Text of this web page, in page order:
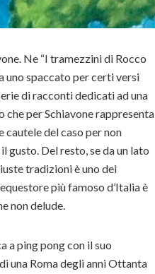
Ne “I tramezzini di Rocco
uno spaccato per certi versi
di racconti dedicati ad una
per Schiavone rappresenta
del caso per non
Del resto, se da un lato
tradizioni è uno dei
più famoso d’Italia è
non delude.
a ping pong con il suo
una Roma degli anni Ottanta